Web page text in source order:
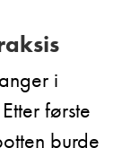
i
første
burde